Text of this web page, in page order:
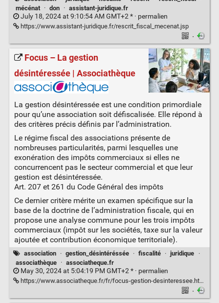
mécénat
· don · assistant-juridique.fr
July 18, 2024 at 9:10:54 AM GMT+2 * · permalien
https://www.assistant-juridique.fr/rescrit_fiscal_mecenat.jsp
·
Focus – La gestion
désintéressée | Associathèque
La gestion désintéressée est une condition primordiale
pour qu’une association soit défiscalisée. Elle répond à
des critères précis définis par l’administration.
Le régime fiscal des associations présente de
nombreuses particularités, parmi lesquelles une
exonération des impôts commerciaux si elles ne
concurrencent pas le secteur commercial et que leur
gestion est désintéressée.
Art. 207 et 261 du Code Général des impôts
Ce dernier critère mérite un examen spécifique sur la
base de la doctrine de l’administration fiscale, qui en
propose une analyse commune pour les trois impôts
commerciaux (impôt sur les sociétés, taxe sur la valeur
ajoutée et contribution économique territoriale).
association · gestion_désintéréssée · fiscalité · juridique
·
associathèque
· associatheque.fr
May 30, 2024 at 5:04:19 PM GMT+2 * · permalien
https://www.associatheque.fr/fr/focus-gestion-desinteressee.html
·